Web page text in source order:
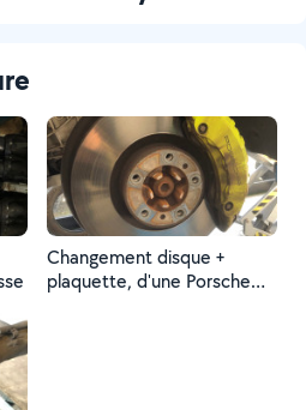
Changement disque +
plaquette, d'une Porsche